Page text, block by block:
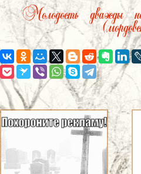
Молодость дважды